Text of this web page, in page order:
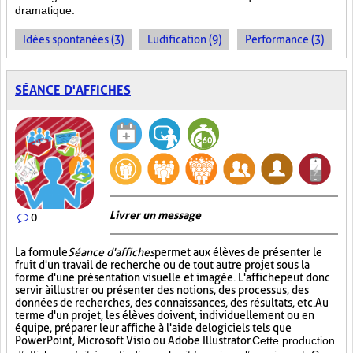
dramatique.
Idées spontanées (3) Ludification (9) Performance (3)
SÉANCE D'AFFICHES
0 Livrer un message
La formuleSéance d'affichespermet aux élèves de présenter le
fruit d'un travail de recherche ou de tout autre projet sous la
forme d'une présentation visuelle et imagée. L'affichepeut donc
servir à illustrer ou présenter des notions, des processus, des
données de recherches, des connaissances, des résultats, etc. Au
terme d'un projet, les élèves doivent, individuellement ou en
équipe, préparer leur affiche à l'aide de logiciels tels que
PowerPoint, Microsoft Visio ou Adobe Illustrator.Cette production